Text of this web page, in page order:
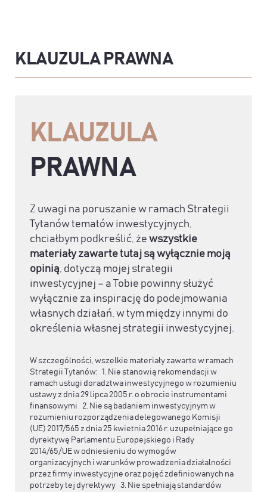
KLAUZULA PRAWNA
KLAUZULA
PRAWNA
Z uwagi na poruszanie w ramach Strategii
Tytanów tematów inwestycyjnych,
chciałbym podkreślić, że wszystkie
materiały zawarte tutaj są wyłącznie moją
opinią, dotyczą mojej strategii
inwestycyjnej – a Tobie powinny służyć
wyłącznie za inspirację do podejmowania
własnych działań, w tym między innymi do
określenia własnej strategii inwestycyjnej.
W szczególności, wszelkie materiały zawarte w ramach
Strategii Tytanów: 1. Nie stanowią rekomendacji w
ramach usługi doradztwa inwestycyjnego w rozumieniu
ustawy z dnia 29 lipca 2005 r. o obrocie instrumentami
finansowymi 2. Nie są badaniem inwestycyjnym w
rozumieniu rozporządzenia delegowanego Komisji
(UE) 2017/565 z dnia 25 kwietnia 2016 r. uzupełniające go
dyrektywę Parlamentu Europejskiego i Rady
2014/65/UE w odniesieniu do wymogów
organizacyjnych i warunków prowadzenia działalności
przez firmy inwestycyjne oraz pojęć zdefiniowanych na
potrzeby tej dyrektywy 3. Nie spełniają standardów